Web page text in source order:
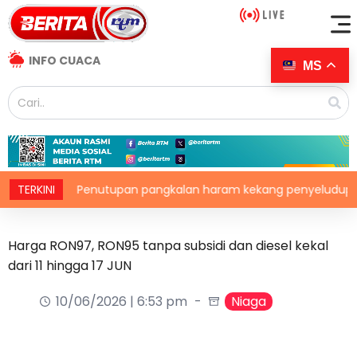
INFO CUACA
TERKINIPenutupan pangkalan haram kekang penyeludupan di
Harga RON97, RON95 tanpa subsidi dan diesel kekal
dari 11 hingga 17 JUN
10/06/2026 | 6:53 pm
Niaga
MS